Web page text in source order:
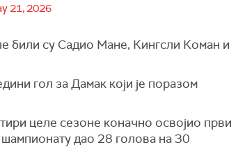
21, 2026
били су Садио Мане, Кингсли Коман и
гол за Дамак који је поразом
целе сезоне коначно освојио први
шампионату дао 28 голова на 30